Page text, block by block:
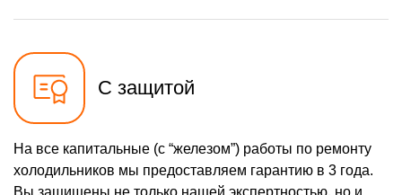
С защитой
На все капитальные (с “железом”) работы по ремонту
холодильников мы предоставляем гарантию в 3 года.